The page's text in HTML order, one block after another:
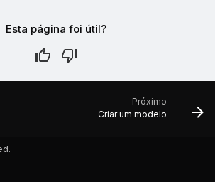
Esta página foi útil?
Próximo
Criar um modelo